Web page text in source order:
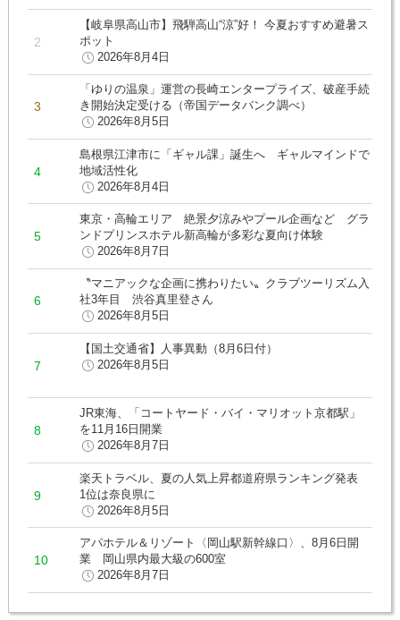
【岐阜県高山市】飛騨高山“涼”好！ 今夏おすすめ避暑ス
ポット
2026年8月4日
「ゆりの温泉」運営の長崎エンタープライズ、破産手続
き開始決定受ける（帝国データバンク調べ）
2026年8月5日
島根県江津市に「ギャル課」誕生へ ギャルマインドで
地域活性化
2026年8月4日
東京・高輪エリア 絶景夕涼みやプール企画など グラ
ンドプリンスホテル新高輪が多彩な夏向け体験
2026年8月7日
〝マニアックな企画に携わりたい〟クラブツーリズム入
社3年目 渋谷真里登さん
2026年8月5日
【国土交通省】人事異動（8月6日付）
2026年8月5日
JR東海、「コートヤード・バイ・マリオット京都駅」
を11月16日開業
2026年8月7日
楽天トラベル、夏の人気上昇都道府県ランキング発表
1位は奈良県に
2026年8月5日
アパホテル＆リゾート〈岡山駅新幹線口〉、8月6日開
業 岡山県内最大級の600室
2026年8月7日